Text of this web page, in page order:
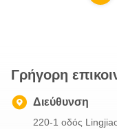
Γρήγορη
Διεύθυνση
220-1 οδός